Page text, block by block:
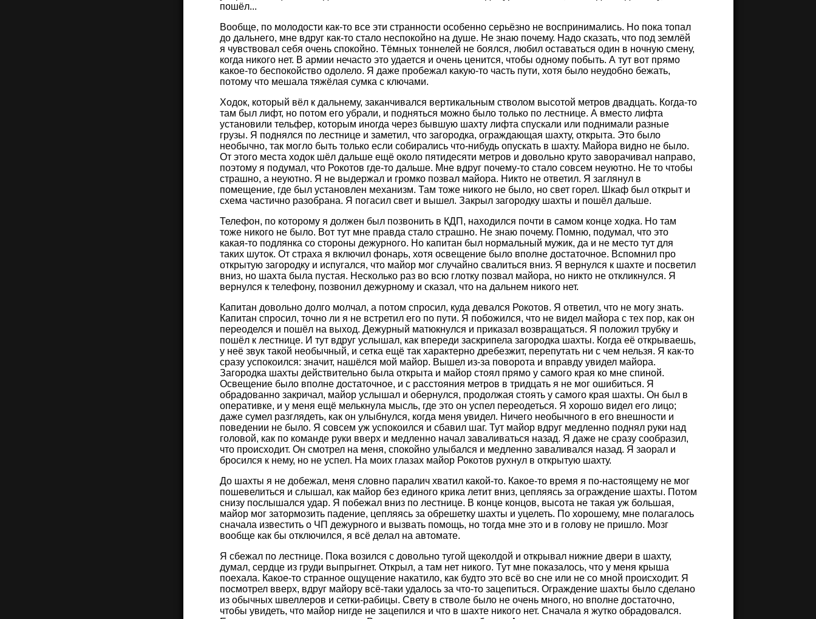
пошёл...
Вообще, по молодости как-то все эти странности особенно серьёзно не воспринимались. Но пока топал
до дальнего, мне вдруг как-то стало неспокойно на душе. Не знаю почему. Надо сказать, что под землёй
я чувствовал себя очень спокойно. Тёмных тоннелей не боялся, любил оставаться один в ночную смену,
когда никого нет. В армии нечасто это удается и очень ценится, чтобы одному побыть. А тут вот прямо
какое-то беспокойство одолело. Я даже пробежал какую-то часть пути, хотя было неудобно бежать,
потому что мешала тяжёлая сумка с ключами.
Ходок, который вёл к дальнему, заканчивался вертикальным стволом высотой метров двадцать. Когда-то
там был лифт, но потом его убрали, и подняться можно было только по лестнице. А вместо лифта
установили тельфер, которым иногда через бывшую шахту лифта спускали или поднимали разные
грузы. Я поднялся по лестнице и заметил, что загородка, ограждающая шахту, открыта. Это было
необычно, так могло быть только если собирались что-нибудь опускать в шахту. Майора видно не было.
От этого места ходок шёл дальше ещё около пятидесяти метров и довольно круто заворачивал направо,
поэтому я подумал, что Рокотов где-то дальше. Мне вдруг почему-то стало совсем неуютно. Не то чтобы
страшно, а неуютно. Я не выдержал и громко позвал майора. Никто не ответил. Я заглянул в
помещение, где был установлен механизм. Там тоже никого не было, но свет горел. Шкаф был открыт и
схема частично разобрана. Я погасил свет и вышел. Закрыл загородку шахты и пошёл дальше.
Телефон, по которому я должен был позвонить в КДП, находился почти в самом конце ходка. Но там
тоже никого не было. Вот тут мне правда стало страшно. Не знаю почему. Помню, подумал, что это
какая-то подлянка со стороны дежурного. Но капитан был нормальный мужик, да и не место тут для
таких шуток. От страха я включил фонарь, хотя освещение было вполне достаточное. Вспомнил про
открытую загородку и испугался, что майор мог случайно свалиться вниз. Я вернулся к шахте и посветил
вниз, но шахта была пустая. Несколько раз во всю глотку позвал майора, но никто не откликнулся. Я
вернулся к телефону, позвонил дежурному и сказал, что на дальнем никого нет.
Капитан довольно долго молчал, а потом спросил, куда девался Рокотов. Я ответил, что не могу знать.
Капитан спросил, точно ли я не встретил его по пути. Я побожился, что не видел майора с тех пор, как он
переоделся и пошёл на выход. Дежурный матюкнулся и приказал возвращаться. Я положил трубку и
пошёл к лестнице. И тут вдруг услышал, как впереди заскрипела загородка шахты. Когда её открываешь,
у неё звук такой необычный, и сетка ещё так характерно дребезжит, перепутать ни с чем нельзя. Я как-то
сразу успокоился: значит, нашёлся мой майор. Вышел из-за поворота и вправду увидел майора.
Загородка шахты действительно была открыта и майор стоял прямо у самого края ко мне спиной.
Освещение было вполне достаточное, и с расстояния метров в тридцать я не мог ошибиться. Я
обрадованно закричал, майор услышал и обернулся, продолжая стоять у самого края шахты. Он был в
оперативке, и у меня ещё мелькнула мысль, где это он успел переодеться. Я хорошо видел его лицо;
даже сумел разглядеть, как он улыбнулся, когда меня увидел. Ничего необычного в его внешности и
поведении не было. Я совсем уж успокоился и сбавил шаг. Тут майор вдруг медленно поднял руки над
головой, как по команде руки вверх и медленно начал заваливаться назад. Я даже не сразу сообразил,
что происходит. Он смотрел на меня, спокойно улыбался и медленно заваливался назад. Я заорал и
бросился к нему, но не успел. На моих глазах майор Рокотов рухнул в открытую шахту.
До шахты я не добежал, меня словно паралич хватил какой-то. Какое-то время я по-настоящему не мог
пошевелиться и слышал, как майор без единого крика летит вниз, цепляясь за ограждение шахты. Потом
снизу послышался удар. Я побежал вниз по лестнице. В конце концов, высота не такая уж большая,
майор мог затормозить падение, цепляясь за обрешетку шахты и уцелеть. По хорошему, мне полагалось
сначала известить о ЧП дежурного и вызвать помощь, но тогда мне это и в голову не пришло. Мозг
вообще как бы отключился, я всё делал на автомате.
Я сбежал по лестнице. Пока возился с довольно тугой щеколдой и открывал нижние двери в шахту,
думал, сердце из груди выпрыгнет. Открыл, а там нет никого. Тут мне показалось, что у меня крыша
поехала. Какое-то странное ощущение накатило, как будто это всё во сне или не со мной происходит. Я
посмотрел вверх, вдруг майору всё-таки удалось за что-то зацепиться. Ограждение шахты было сделано
из обычных швеллеров и сетки-рабицы. Свету в стволе было не очень много, но вполне достаточно,
чтобы увидеть, что майор нигде не зацепился и что в шахте никого нет. Сначала я жутко обрадовался.